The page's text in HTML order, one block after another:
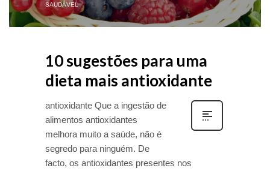
SAUDÁVEL
10 sugestões para uma
dieta mais antioxidante
antioxidante Que a ingestão de
alimentos antioxidantes
melhora muito a saúde, não é
segredo para ninguém. De
facto, os antioxidantes presentes nos